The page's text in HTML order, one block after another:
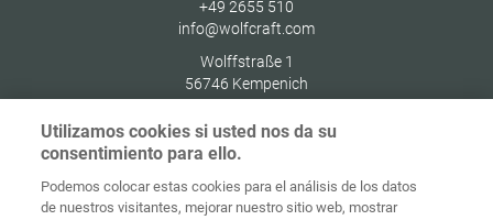
+49 2655 510
info@wolfcraft.com
Wolffstraße 1
56746 Kempenich
Utilizamos cookies si usted nos da su
consentimiento para ello.
Podemos colocar estas cookies para el análisis de los datos
de nuestros visitantes, mejorar nuestro sitio web, mostrar